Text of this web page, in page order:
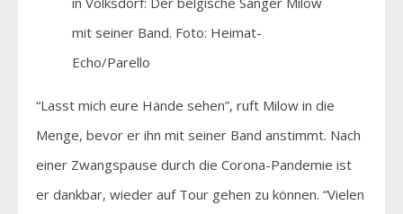
mit seiner Band. Foto: Heimat-
Echo/Parello
“Lasst mich eure Hände sehen”, ruft Milow in die
Menge, bevor er ihn mit seiner Band anstimmt. Nach
einer Zwangspause durch die Corona-Pandemie ist
er dankbar, wieder auf Tour gehen zu können. “Vielen